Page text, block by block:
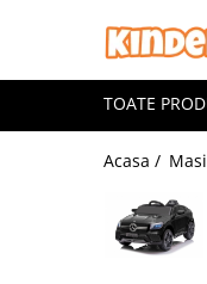
Toate Produsele
Produse in stoc
Masinute electrice
ATV & UTV Electrice
Vehicule electrice adulti
TOATE
Acasa /